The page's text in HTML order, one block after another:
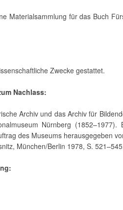
Materialsammlung für das Buch
Zwecke gestattet.
Nachlass:
Archiv und das Archiv für
Nürnberg (1852–1977).
des Museums herausgegeben
München/Berlin 1978, S.